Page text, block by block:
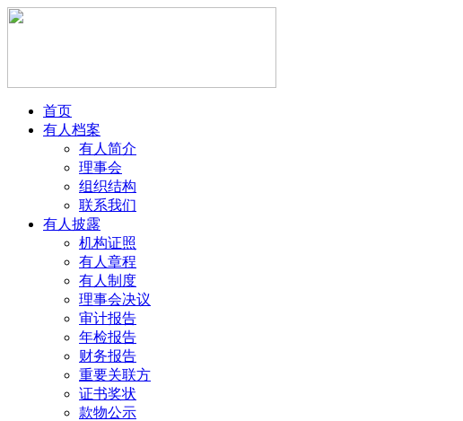
首页
有人档案
有人简介
理事会
组织结构
联系我们
有人披露
机构证照
有人章程
有人制度
理事会决议
审计报告
年检报告
财务报告
重要关联方
证书奖状
款物公示